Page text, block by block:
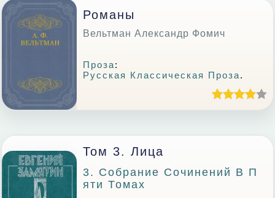
Романы
Вельтман Александр Фомич
Проза:
Русская Классическая Проза.
Том 3. Лица
3. Собрание Сочинений В П
Яти Томах